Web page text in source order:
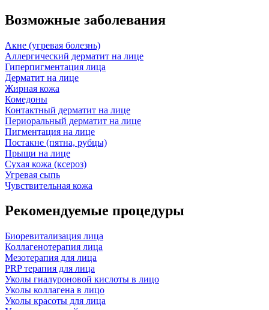
Возможные заболевания
Акне (угревая болезнь)
Аллергический дерматит на лице
Гиперпигментация лица
Дерматит на лице
Жирная кожа
Комедоны
Контактный дерматит на лице
Периоральный дерматит на лице
Пигментация на лице
Постакне (пятна, рубцы)
Прыщи на лице
Сухая кожа (ксероз)
Угревая сыпь
Чувствительная кожа
Рекомендуемые процедуры
Биоревитализация лица
Коллагенотерапия лица
Мезотерапия для лица
PRP терапия для лица
Уколы гиалуроновой кислоты в лицо
Уколы коллагена в лицо
Уколы красоты для лица